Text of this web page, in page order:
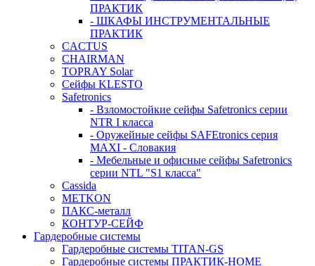
ПРАКТИК
- ШКАФЫ ИНСТРУМЕНТАЛЬНЫЕ
ПРАКТИК
CACTUS
CHAIRMAN
TOPRAY Solar
Сейфы KLESTO
Safetronics
- Взломостойкие сейфы Safetronics серии
NTR I класса
- Оружейные сейфы SAFEtronics серия
MAXI - Словакия
- Мебельные и офисные сейфы Safetronics
серии NTL "S1 класса"
Cassida
METKON
ПАКС-металл
КОНТУР-СЕЙФ
Гардеробные системы
Гардеробные системы TITAN-GS
Гардеробные системы ПРАКТИК-HOME